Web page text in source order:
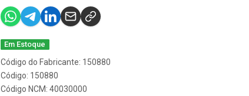
Em Estoque
Código do Fabricante: 150880
Código: 150880
Código NCM: 40030000